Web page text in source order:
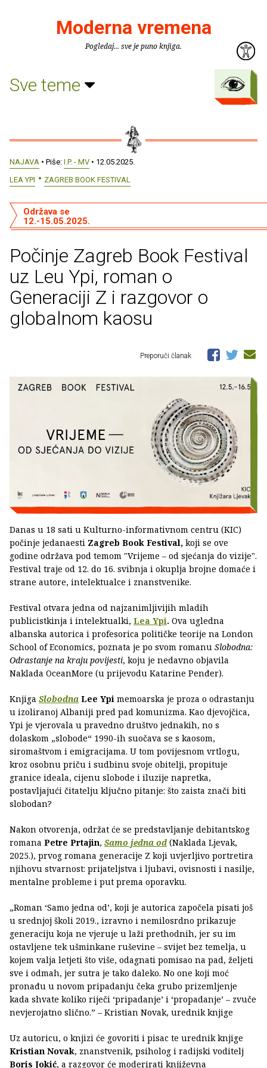
Moderna vremena
Pogledaj... sve je puno knjiga.
Sve teme
NAJAVA • Piše: I.P. - MV • 12.05.2025.
LEA YPI
ZAGREB BOOK FESTIVAL
Počinje Zagreb Book Festival
uz Leu Ypi, roman o
Generaciji Z i razgovor o
globalnom kaosu
Održava se
12.-15.05.2025.
Preporuči članak
Danas u 18 sati u Kulturno-informativnom centru (KIC)
počinje jedanaesti Zagreb Book Festival, koji se ove
godine održava pod temom "Vrijeme – od sjećanja do vizije".
Festival traje od 12. do 16. svibnja i okuplja brojne domaće i
strane autore, intelektualce i znanstvenike.
Festival otvara jedna od najzanimljivijih mladih
publicistkinja i intelektualki, Lea Ypi. Ova ugledna
albanska autorica i profesorica političke teorije na London
School of Economics, poznata je po svom romanu Slobodna:
Odrastanje na kraju povijesti, koju je nedavno objavila
Naklada OceanMore (u prijevodu Katarine Penđer).
Knjiga Slobodna Lee Ypi memoarska je proza o odrastanju
u izoliranoj Albaniji pred pad komunizma. Kao djevojčica,
Ypi je vjerovala u pravedno društvo jednakih, no s
dolaskom „slobode“ 1990-ih suočava se s kaosom,
siromaštvom i emigracijama. U tom povijesnom vrtlogu,
kroz osobnu priču i sudbinu svoje obitelji, propituje
granice ideala, cijenu slobode i iluzije napretka,
postavljajući čitatelju ključno pitanje: što zaista znači biti
slobodan?
Nakon otvorenja, održat će se predstavljanje debitantskog
romana Petre Prtajin, Samo jedna od (Naklada Ljevak,
2025.), prvog romana generacije Z koji uvjerljivo portretira
njihovu stvarnost: prijateljstva i ljubavi, ovisnosti i nasilje,
mentalne probleme i put prema oporavku.
„Roman ‘Samo jedna od’, koji je autorica započela pisati još
u srednjoj školi 2019., izravno i nemilosrdno prikazuje
generaciju koja ne vjeruje u laži prethodnih, jer su im
ostavljene tek ušminkane ruševine – svijet bez temelja, u
kojem valja letjeti što više, odagnati pomisao na pad, željeti
sve i odmah, jer sutra je tako daleko. No one koji moć
pronađu u novom pripadanju čeka grubo prizemljenje
kada shvate koliko riječi ‘pripadanje’ i ‘propadanje’ – zvuče
nevjerojatno slično.” – Kristian Novak, urednik knjige
Uz autoricu, o knjizi će govoriti i pisac te urednik knjige
Kristian Novak, znanstvenik, psiholog i radijski voditelj
Boris Jokić, a razgovor će moderirati književna